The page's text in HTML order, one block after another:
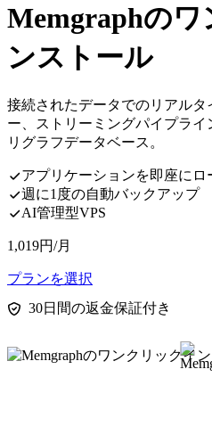
Memgraphのワ
ンストール
接続されたデータでのリアル
ー、ストリーミングパイプラ
リグラフデータベース。
アプリケーションを即座にロ
週に1度の自動バックアップ
AI管理型VPS
1,019円/月
プランを選択
30日間の返金保証付き